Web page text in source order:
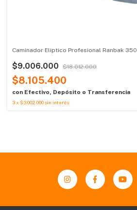
Caminador Eliptico Profesional Ranbak 350
$9.006.000 $18.012.000
$8.105.400
con Efectivo, Depósito o Transferencia
3x $3.002.000 sin interés